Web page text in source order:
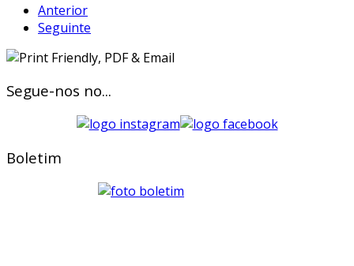
Anterior
Seguinte
Segue-nos no...
Boletim